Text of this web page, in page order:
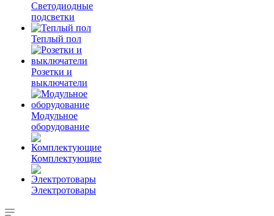
Светодиодные
подсветки
Теплый пол
Розетки и
выключатели
Модульное
оборудование
Комплектующие
Электротовары